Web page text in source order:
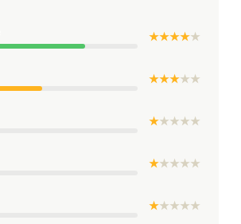
★ ★ ★ ★★
★ ★ ★★★
★★★★★
★★★★★
★★★★★